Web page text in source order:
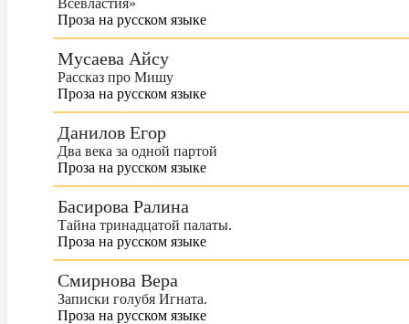
Всевластия»
Проза на русском языке
Мусаева Айсу
Рассказ про Мишу
Проза на русском языке
Данилов Егор
Два века за одной партой
Проза на русском языке
Басирова Ралина
Тайна тринадцатой палаты.
Проза на русском языке
Смирнова Вера
Записки голубя Игната.
Проза на русском языке